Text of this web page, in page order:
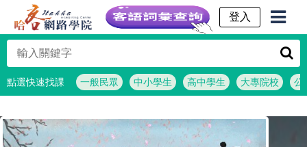
客語詞彙查詢
點選快速找課 一般民眾 中小學生 高中學生 大專院校 公